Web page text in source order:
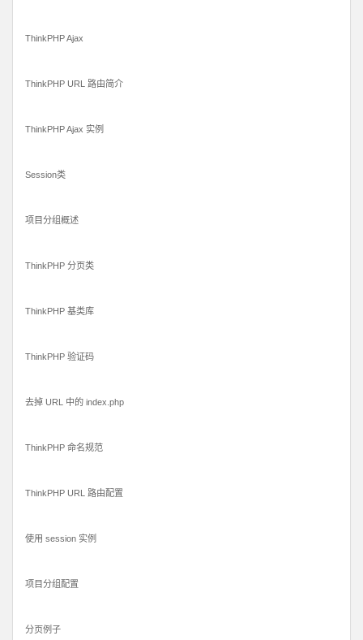
ThinkPHP Ajax
ThinkPHP URL 路由简介
ThinkPHP Ajax 实例
Session类
项目分组概述
ThinkPHP 分页类
ThinkPHP 基类库
ThinkPHP 验证码
去掉 URL 中的 index.php
ThinkPHP 命名规范
ThinkPHP URL 路由配置
使用 session 实例
项目分组配置
分页例子